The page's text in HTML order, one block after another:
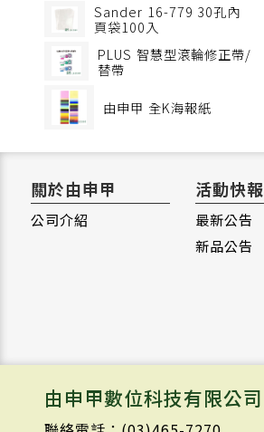
Sander 16-779 30孔內
頁袋100入
PLUS 智慧型滾輪修正帶/
替帶
由申甲 全K海報紙
關於由申甲
公司介紹
活動快報
最新公告
新品公告
由申甲數位科技有限公司